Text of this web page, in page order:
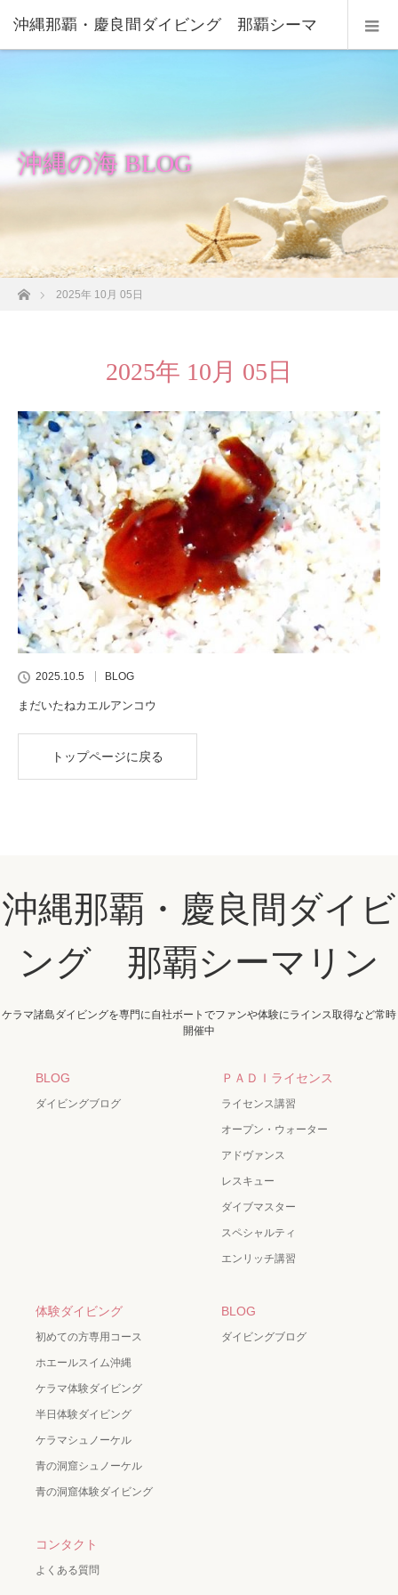
沖縄那覇・慶良間ダイビング 那覇シーマ
沖縄の海 BLOG
ホーム2025年 10月 05日
2025年 10月 05日
2025.10.5 BLOG
まだいたねカエルアンコウ
トップページに戻る
沖縄那覇・慶良間ダイビ
ング 那覇シーマリン
ケラマ諸島ダイビングを専門に自社ボートでファンや体験にラインス取得など常時
開催中
BLOG
ダイビングブログ
ＰＡＤＩライセンス
ライセンス講習
オープン・ウォーター
アドヴァンス
レスキュー
ダイブマスター
スペシャルティ
エンリッチ講習
体験ダイビング
初めての方専用コース
ホエールスイム沖縄
ケラマ体験ダイビング
半日体験ダイビング
ケラマシュノーケル
青の洞窟シュノーケル
青の洞窟体験ダイビング
BLOG
ダイビングブログ
コンタクト
よくある質問